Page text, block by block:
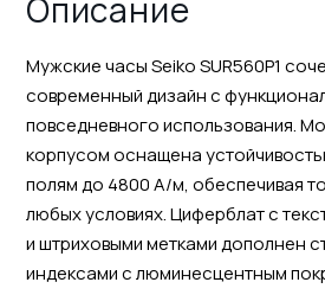
Описание
Мужские часы Seiko SUR560P1
современный дизайн с
повседневного использования.
корпусом оснащена
полям до 4800 А/м, обеспечивая
любых условиях. Циферблат с
и штриховыми метками дополнен
индексами с люминесцентным